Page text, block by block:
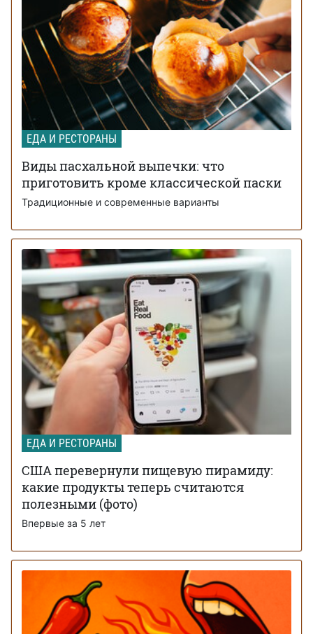
ЕДА И РЕСТОРАНЫ
Виды пасхальной выпечки: что
приготовить кроме классической паски
Традиционные и современные варианты
ЕДА И РЕСТОРАНЫ
США перевернули пищевую пирамиду:
какие продукты теперь считаются
полезными (фото)
Впервые за 5 лет